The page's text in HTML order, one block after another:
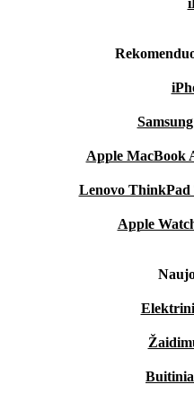
Apple MacBook
Lenovo ThinkPad
Apple